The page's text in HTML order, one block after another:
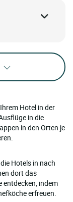
Hotel in der
in die
in den Orten je
Hotels in nach
dort das
entdecken, indem
erfreuen.